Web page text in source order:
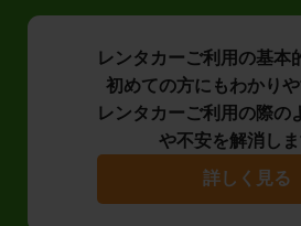
レンタカーご利用の基本
初めての方にもわかりや
レンタカーご利用の際の
や不安を解消しま
詳しく見る